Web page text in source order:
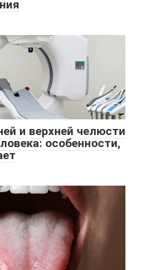
и верхней челюсти
особенности,